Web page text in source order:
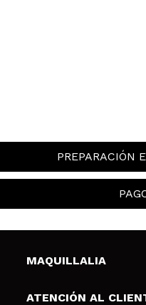
PREPARACIÓN
MAQUILLALIA
Sobre nosotros
ATENCIÓN AL